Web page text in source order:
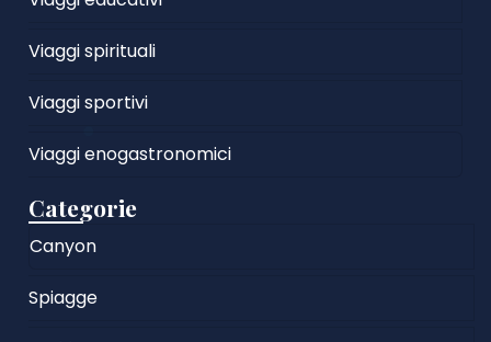
Viaggi spirituali
Viaggi sportivi
Viaggi enogastronomici
Categorie
Canyon
Spiagge